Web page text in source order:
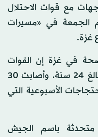
مع قوات الاحتلال
الجمعة في «مسيرات
غزة.
في غزة إن القوات
الإسرائيلية قتلت عبد العال، البالغ 24 سنة، وأصابت 30
الأسبوعية التي
متحدثة باسم الجيش